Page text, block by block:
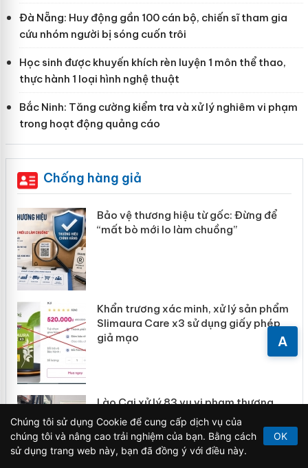
A
Đà Nẵng: Huy động gần 100 cán bộ, chiến sĩ tham gia
cứu nhóm người bị sóng cuốn trôi
Học sinh được khuyến khích rèn luyện 1 môn thể thao,
thực hành 1 loại hình nghệ thuật
Bắc Ninh: Tăng cường kiểm tra và xử lý nghiêm vi phạm
trong hoạt động quảng cáo
Chống hàng giả
Bảo vệ thương hiệu từ gốc: Đừng để
“mất bò mới lo làm chuồng”
Khẩn trương xác minh, xử lý sản phẩm
Slimaura Care x3 sử dụng giấy phép
giả mạo
Lào Cai xử lý 83 vụ vi phạm thương
mại trong tháng 7
Chúng tôi sử dụng Cookie để cung cấp dịch vụ của
chúng tôi và nâng cao trải nghiệm của bạn. Bằng cách
sử dụng trang web này, bạn đã đồng ý với điều này.
OK